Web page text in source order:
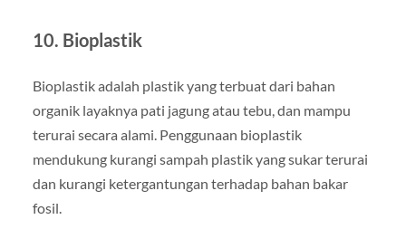
10. Bioplastik
Bioplastik adalah plastik yang terbuat dari bahan
organik layaknya pati jagung atau tebu, dan mampu
terurai secara alami. Penggunaan bioplastik
mendukung kurangi sampah plastik yang sukar terurai
dan kurangi ketergantungan terhadap bahan bakar
fosil.